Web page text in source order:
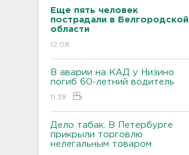
Еще пять человек
пострадали в Белгородской
области
12:08
В аварии на КАД у Низино
погиб 60-летний водитель
11:38
Дело табак. В Петербурге
прикрыли торговлю
нелегальным товаром